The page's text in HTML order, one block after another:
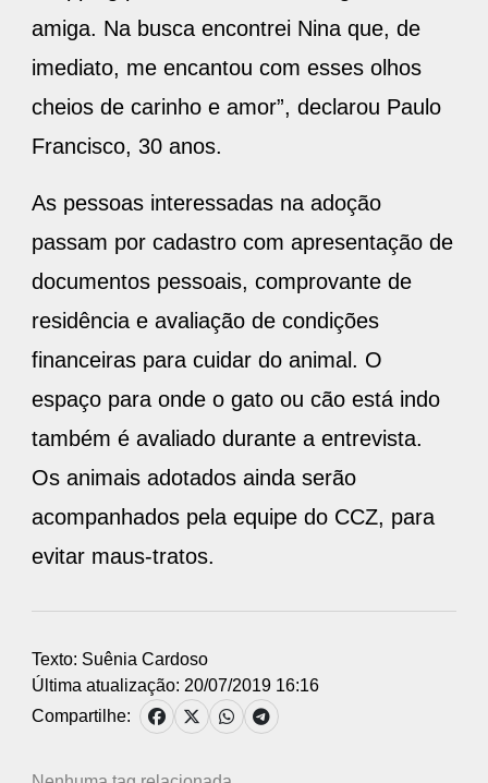
amiga. Na busca encontrei Nina que, de
imediato, me encantou com esses olhos
cheios de carinho e amor”, declarou Paulo
Francisco, 30 anos.
As pessoas interessadas na adoção
passam por cadastro com apresentação de
documentos pessoais, comprovante de
residência e avaliação de condições
financeiras para cuidar do animal. O
espaço para onde o gato ou cão está indo
também é avaliado durante a entrevista.
Os animais adotados ainda serão
acompanhados pela equipe do CCZ, para
evitar maus-tratos.
Texto: Suênia Cardoso
Última atualização: 20/07/2019 16:16
Compartilhe: